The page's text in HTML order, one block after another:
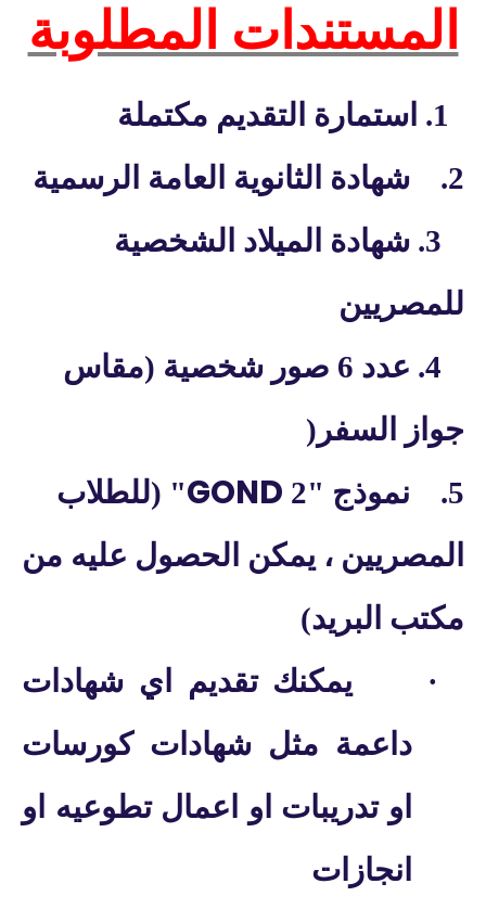
المستندات المطلوبة
استمارة التقديم مكتملة
2.
شهادة الثانوية العامة الرسمية
3. شهادة الميلاد الشخصية
للمصريين
4.
عدد 6 صور شخصية (مقاس
جواز السفر (
5.
نموذج "2 GOND
" (للطلاب
المصريين ، يمكن الحصول عليه من
مكتب البريد)
·
يمكنك تقديم اي شهادات
داعمة مثل شهادات كورسات
او تدريبات او اعمال تطوعيه او
انجازات